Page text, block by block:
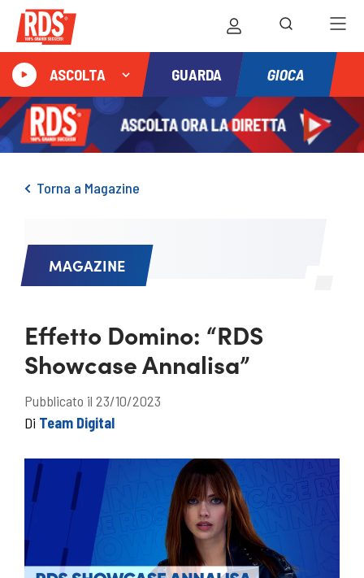
ASCOLTA GUARDA GIOCA
Torna a Magazine
MAGAZINE
Effetto Domino: “RDS
Showcase Annalisa”
Pubblicato il 23/10/2023
Di Team Digital